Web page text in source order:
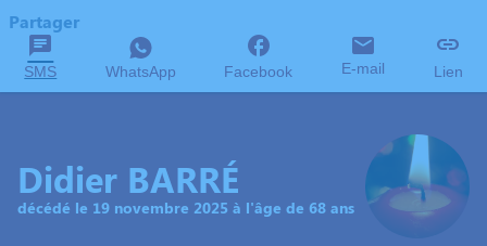
Partager
SMS WhatsApp Facebook E-mail Lien
Didier BARRÉ
décédé le 19 novembre 2025 à l'âge de 68 ans